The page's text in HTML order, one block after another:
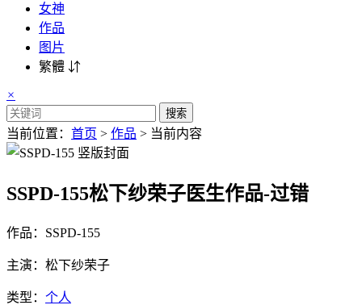
女神
作品
图片
繁體 ⇵
×
搜索
当前位置： 首页 > 作品 > 当前内容
SSPD-155松下纱荣子医生作品-过错
作品：SSPD-155
主演：松下纱荣子
类型： 个人